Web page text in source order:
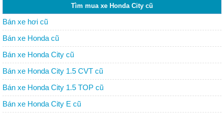
Tìm mua xe Honda City cũ
Bán xe hơi cũ
Bán xe Honda cũ
Bán xe Honda City cũ
Bán xe Honda City 1.5 CVT cũ
Bán xe Honda City 1.5 TOP cũ
Bán xe Honda City E cũ